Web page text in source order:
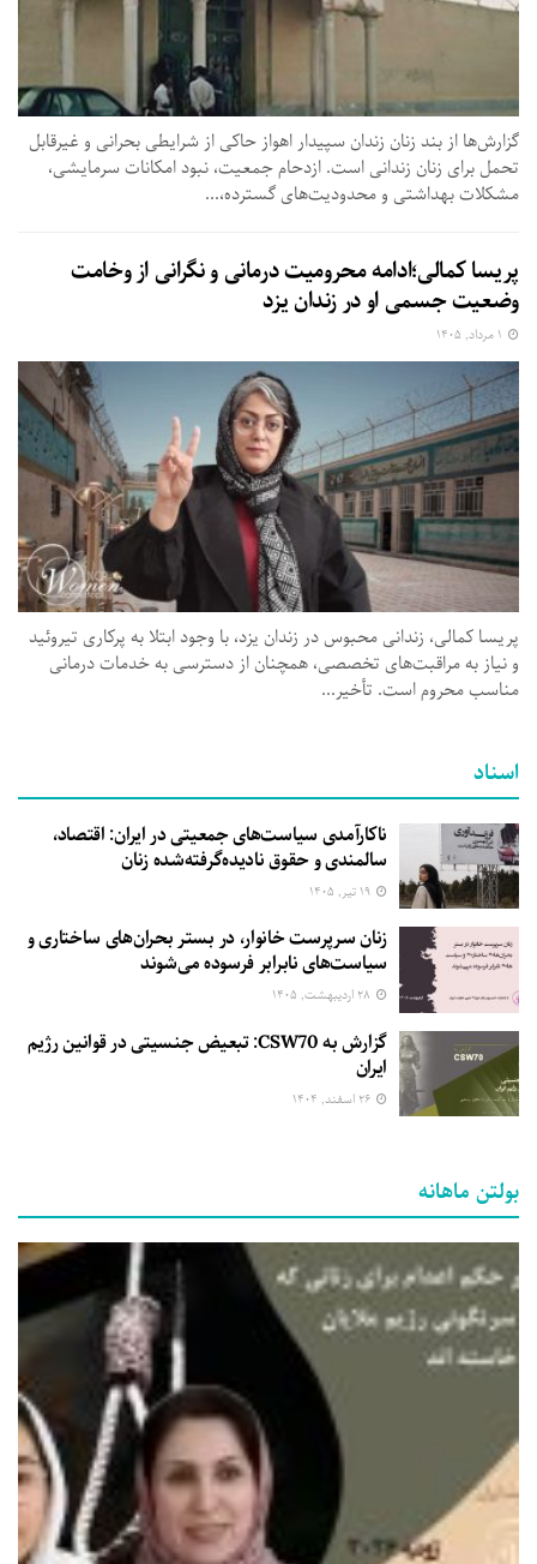
گزارش‌ها از بند زنان زندان سپیدار اهواز حاکی از شرایطی بحرانی و غیرقابل
تحمل برای زنان زندانی است. ازدحام جمعیت، نبود امکانات سرمایشی،
مشکلات بهداشتی و محدودیت‌های گسترده،...
پریسا کمالی؛ادامه محرومیت درمانی و نگرانی از وخامت
وضعیت جسمی او در زندان یزد
پریسا کمالی، زندانی محبوس در زندان یزد، با وجود ابتلا به پرکاری تیروئید
و نیاز به مراقبت‌های تخصصی، همچنان از دسترسی به خدمات درمانی
مناسب محروم است. تأخیر...
اسناد
ناکارآمدی سیاست‌های جمعیتی در ایران: اقتصاد،
سالمندی و حقوق نادیده‌گرفته‌شده زنان
زنان سرپرست خانوار، در بستر بحران‌های ساختاری و
سیاست‌های نابرابر فرسوده می‌شوند
گزارش به CSW70: تبعیض جنسیتی در قوانین رژیم
ایران
بولتن ماهانه